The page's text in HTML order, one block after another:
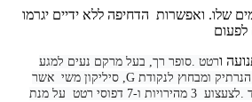
שלו. ואפשרות הדחיפה ללא ידיים יגרמו
ורטט .סופר רך, בעל מרקם נעים למגע
ולהנאה אינטנסיבית הן בתוך הנרתיק ומבחוץ לנקודת G, סיליקון משי אשר
מציע תחושה יוקרתית במיוחד .לצעצוע 3 מהירויות ו-7 דפוסי רטט על מנת